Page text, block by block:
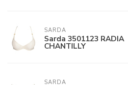
SARDA
Sarda 3501123 RADIA
CHANTILLY
SARDA